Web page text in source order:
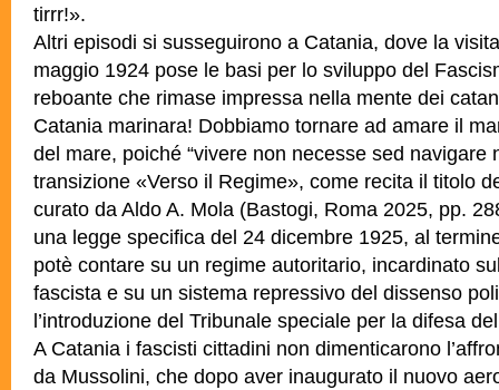
tirrr!».
Altri episodi si susseguirono a Catania, dove la
maggio 1924 pose le basi per lo sviluppo del
reboante che rimase impressa nella mente dei
Catania marinara! Dobbiamo tornare ad amare il
del mare, poiché “vivere non necesse sed navigare
transizione «Verso il Regime», come recita il titolo
curato da Aldo A. Mola (Bastogi, Roma 2025, pp.
una legge specifica del 24 dicembre 1925, al
potè contare su un regime autoritario, incardinato
fascista e su un sistema repressivo del dissenso
l’introduzione del Tribunale speciale per la difesa
A Catania i fascisti cittadini non dimenticarono
da Mussolini, che dopo aver inaugurato il nuovo